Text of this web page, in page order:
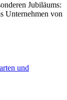
Jubiläums:
Unternehmen von
und